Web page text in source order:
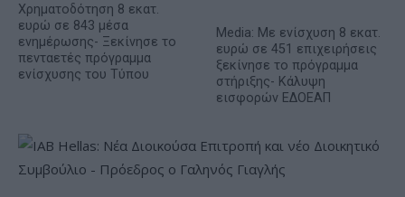
Χρηματοδότηση 8 εκατ.
ευρώ σε 843 μέσα
ενημέρωσης- Ξεκίνησε το
πενταετές πρόγραμμα
ενίσχυσης του Τύπου
Media: Με ενίσχυση 8 εκατ.
ευρώ σε 451 επιχειρήσεις
ξεκίνησε το πρόγραμμα
στήριξης- Κάλυψη
εισφορών ΕΔΟΕΑΠ